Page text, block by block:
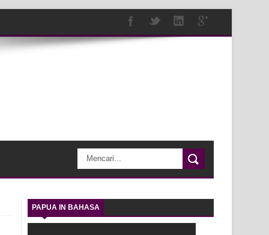
PAPUA IN BAHASA